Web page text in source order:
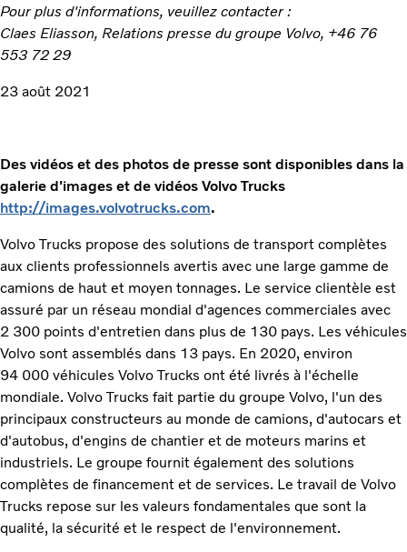
Pour plus d'informations, veuillez contacter :
Claes Eliasson, Relations presse du groupe Volvo, +46 76
553 72 29
23 août 2021
Des vidéos et des photos de presse sont disponibles dans la
galerie d'images et de vidéos Volvo Trucks
http://images.volvotrucks.com.
Volvo Trucks propose des solutions de transport complètes
aux clients professionnels avertis avec une large gamme de
camions de haut et moyen tonnages. Le service clientèle est
assuré par un réseau mondial d'agences commerciales avec
2 300 points d'entretien dans plus de 130 pays. Les véhicules
Volvo sont assemblés dans 13 pays. En 2020, environ
94 000 véhicules Volvo Trucks ont été livrés à l'échelle
mondiale. Volvo Trucks fait partie du groupe Volvo, l'un des
principaux constructeurs au monde de camions, d'autocars et
d'autobus, d'engins de chantier et de moteurs marins et
industriels. Le groupe fournit également des solutions
complètes de financement et de services. Le travail de Volvo
Trucks repose sur les valeurs fondamentales que sont la
qualité, la sécurité et le respect de l'environnement.